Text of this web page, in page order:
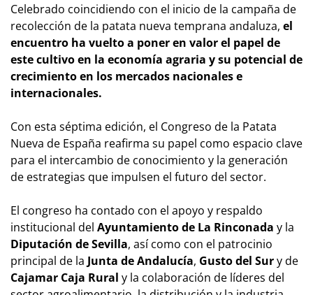
Celebrado coincidiendo con el inicio de la campaña de
recolección de la patata nueva temprana andaluza, el
encuentro ha vuelto a poner en valor el papel de
este cultivo en la economía agraria y su potencial de
crecimiento en los mercados nacionales e
internacionales.
Con esta séptima edición, el Congreso de la Patata
Nueva de España reafirma su papel como espacio clave
para el intercambio de conocimiento y la generación
de estrategias que impulsen el futuro del sector.
El congreso ha contado con el apoyo y respaldo
institucional del Ayuntamiento de La Rinconada y la
Diputación de Sevilla, así como con el patrocinio
principal de la Junta de Andalucía, Gusto del Sury de
Cajamar Caja Rural y la colaboración de líderes del